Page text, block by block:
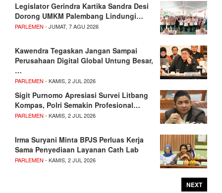
Legislator Gerindra Kartika Sandra Desi
Dorong UMKM Palembang Lindungi…
PARLEMEN - JUMAT, 7 AGU 2026
Kawendra Tegaskan Jangan Sampai
Perusahaan Digital Global Untung Besar,
…
PARLEMEN - KAMIS, 2 JUL 2026
Sigit Purnomo Apresiasi Survei Litbang
Kompas, Polri Semakin Profesional…
PARLEMEN - KAMIS, 2 JUL 2026
Irma Suryani Minta BPJS Perluas Kerja
Sama Penyediaan Layanan Cath Lab
PARLEMEN - KAMIS, 2 JUL 2026
NEXT